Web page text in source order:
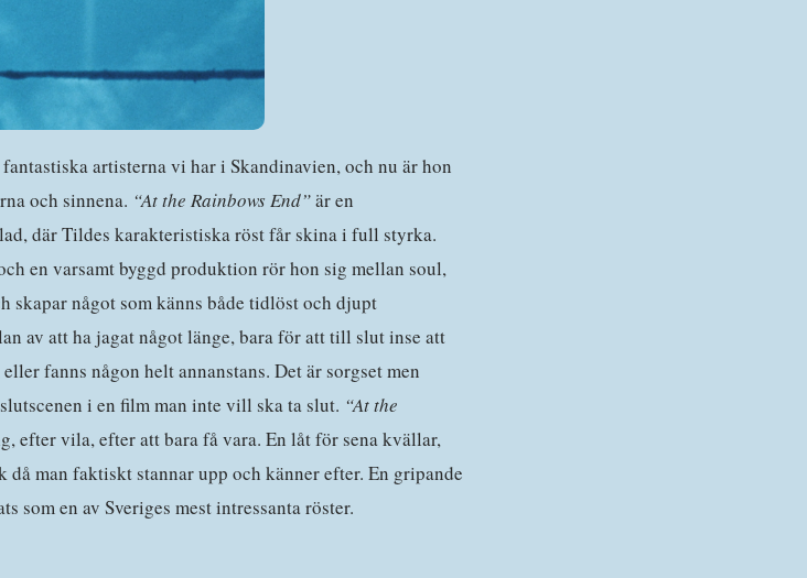
artisterna vi har i Skandinavien, och nu är hon
och sinnena. “At the Rainbows End”är en
där Tildes karakteristiska röst får skina i full styrka.
en varsamt byggd produktion rör hon sig mellan soul,
något som känns både tidlöst och djupt
av att ha jagat något länge, bara för att till slut inse att
fanns någon helt annanstans. Det är sorgset men
i en film man inte vill ska ta slut. “At the
efter vila, efter att bara få vara. En låt för sena kvällar,
man faktiskt stannar upp och känner efter. En gripande
som en av Sveriges mest intressanta röster.